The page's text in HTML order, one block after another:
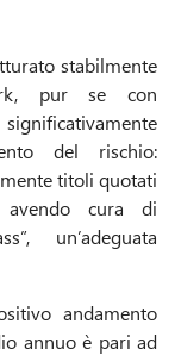
stabilmente
pur se con
del rischio:
titoli quotati
avendo cura di
un’adeguata
andamento
annuo è pari ad